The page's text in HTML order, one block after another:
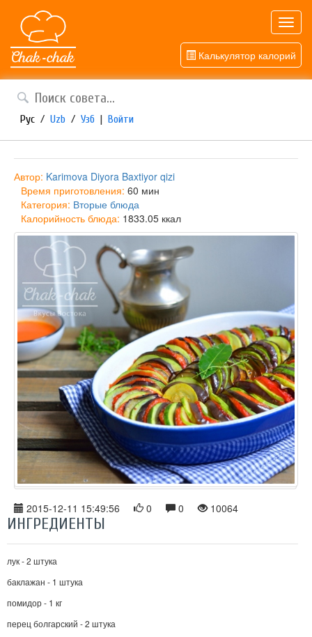
Калькулятор калорий
Рус / Uzb / Узб | Войти
Автор: Karimova Diyora Baxtiyor qizi
Время приготовления: 60 мин
Категория: Вторые блюда
Калорийность блюда: 1833.05 ккал
2015-12-11 15:49:56 0 0 10064
ИНГРЕДИЕНТЫ
лук - 2 штука
баклажан - 1 штука
помидор - 1 кг
перец болгарский - 2 штука